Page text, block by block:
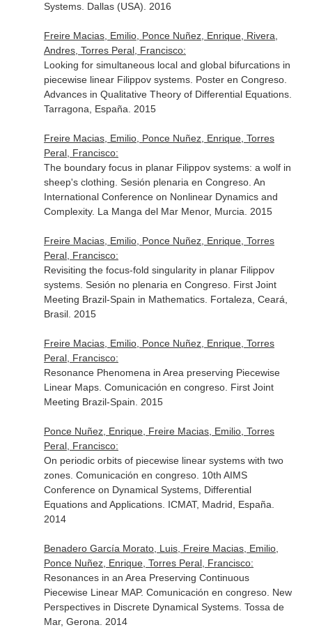
Systems. Dallas (USA). 2016
Freire Macias, Emilio, Ponce Nuñez, Enrique, Rivera,
Andres, Torres Peral, Francisco:
Looking for simultaneous local and global bifurcations in
piecewise linear Filippov systems. Poster en Congreso.
Advances in Qualitative Theory of Differential Equations.
Tarragona, España. 2015
Freire Macias, Emilio, Ponce Nuñez, Enrique, Torres
Peral, Francisco:
The boundary focus in planar Filippov systems: a wolf in
sheep's clothing. Sesión plenaria en Congreso. An
International Conference on Nonlinear Dynamics and
Complexity. La Manga del Mar Menor, Murcia. 2015
Freire Macias, Emilio, Ponce Nuñez, Enrique, Torres
Peral, Francisco:
Revisiting the focus-fold singularity in planar Filippov
systems. Sesión no plenaria en Congreso. First Joint
Meeting Brazil-Spain in Mathematics. Fortaleza, Ceará,
Brasil. 2015
Freire Macias, Emilio, Ponce Nuñez, Enrique, Torres
Peral, Francisco:
Resonance Phenomena in Area preserving Piecewise
Linear Maps. Comunicación en congreso. First Joint
Meeting Brazil-Spain. 2015
Ponce Nuñez, Enrique, Freire Macias, Emilio, Torres
Peral, Francisco:
On periodic orbits of piecewise linear systems with two
zones. Comunicación en congreso. 10th AIMS
Conference on Dynamical Systems, Differential
Equations and Applications. ICMAT, Madrid, España.
2014
Benadero García Morato, Luis, Freire Macias, Emilio,
Ponce Nuñez, Enrique, Torres Peral, Francisco:
Resonances in an Area Preserving Continuous
Piecewise Linear MAP. Comunicación en congreso. New
Perspectives in Discrete Dynamical Systems. Tossa de
Mar, Gerona. 2014